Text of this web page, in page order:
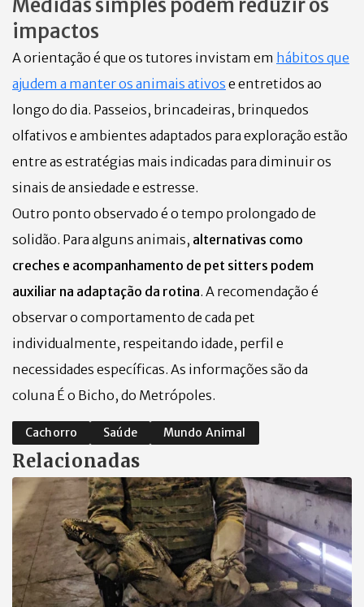
Medidas simples podem reduzir os
impactos
A orientação é que os tutores invistam em hábitos que
ajudem a manter os animais ativos e entretidos ao
longo do dia. Passeios, brincadeiras, brinquedos
olfativos e ambientes adaptados para exploração estão
entre as estratégias mais indicadas para diminuir os
sinais de ansiedade e estresse.
Outro ponto observado é o tempo prolongado de
solidão. Para alguns animais, alternativas como
creches e acompanhamento de pet sitters podem
auxiliar na adaptação da rotina. A recomendação é
observar o comportamento de cada pet
individualmente, respeitando idade, perfil e
necessidades específicas. As informações são da
coluna É o Bicho, do Metrópoles.
Cachorro Saúde Mundo Animal
Relacionadas